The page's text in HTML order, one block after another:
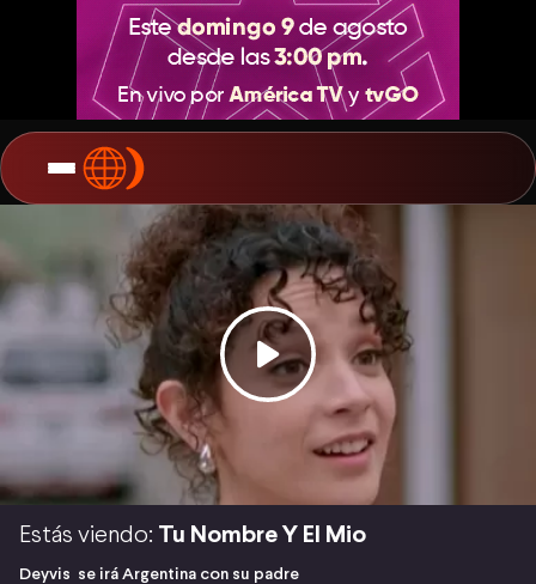
Estás viendo: Tu Nombre Y El Mio
Deyvis se irá Argentina con su padre